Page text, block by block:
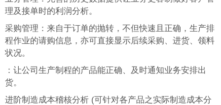
理及接单时的利润分析。
采购管理：来自于订单的抛转，不但快速且正确，生产排
程作业的请购信息，亦可直接显示后续采购、进货、领料
状况。
：让公司生产制程的产品能正确、及时通知业务安排出
货。
进阶制造成本稽核分析 (可针对各产品之实际制造成本分